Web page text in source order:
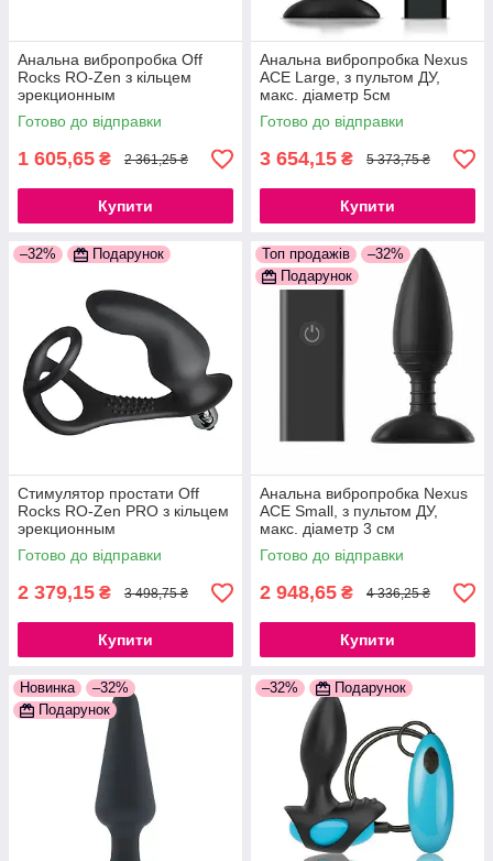
Анальна вибропробка Off
Rocks RO-Zen з кільцем
эрекционным
777Store.com.ua
Готово до відправки
1 605,65 ₴ 2 361,25 ₴
Купити
Анальна вибропробка Nexus
ACE Large, з пультом ДУ,
макс. діаметр 5см
777Store.com.ua
Готово до відправки
3 654,15 ₴ 5 373,75 ₴
Купити
–32% Подарунок
Стимулятор простати Off
Rocks RO-Zen PRO з кільцем
эрекционным
777Store.com.ua
Готово до відправки
2 379,15 ₴ 3 498,75 ₴
Купити
Топ продажів
–32%
Подарунок
Анальна вибропробка Nexus
ACE Small, з пультом ДУ,
макс. діаметр 3 см
777Store.com.ua
Готово до відправки
2 948,65 ₴ 4 336,25 ₴
Купити
Новинка
–32%
Подарунок
–32% Подарунок